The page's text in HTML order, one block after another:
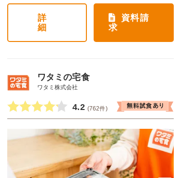
詳
細
資料請
求
ワタミの宅食
ワタミ株式会社
4.2 (762件)